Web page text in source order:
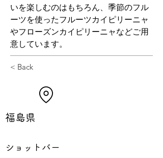
いを楽しむのはもちろん、季節のフル
ーツを使ったフルーツカイピリーニャ
やフローズンカイピリーニャなどご用
意しています。
< Back
福島県
ショットバー